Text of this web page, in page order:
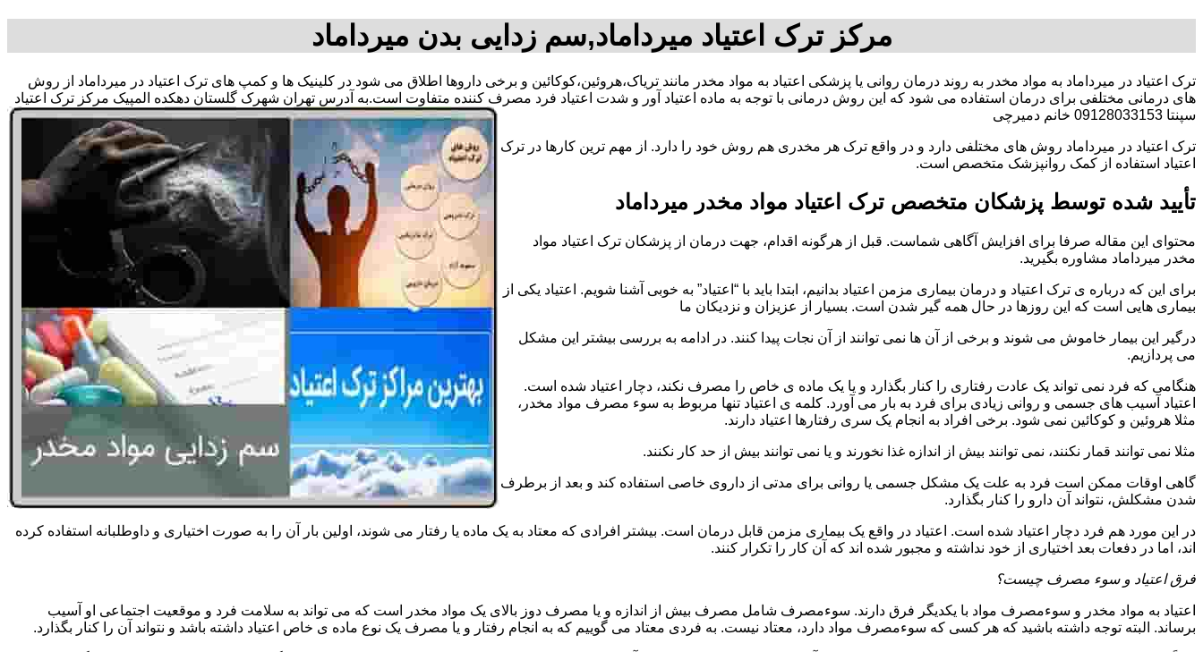
مرکز ترک اعتیاد میرداماد,سم زدایی بدن میرداماد
ترک اعتیاد در میرداماد به مواد مخدر به روند درمان روانی یا پزشکی اعتیاد به مواد مخدر مانند تریاک،هروئین،کوکائین و برخی داروها اطلاق می شود در کلینیک ها و کمپ های ترک اعتیاد در میرداماد از روش
های درمانی مختلفی برای درمان استفاده می شود که این روش درمانی با توجه به ماده اعتیاد آور و شدت اعتیاد فرد مصرف کننده متفاوت است.به آدرس تهران شهرک گلستان دهکده المپیک مرکز ترک اعتیاد
سپنتا 09128033153 خانم دمیرچی
ترک اعتیاد در میرداماد روش های مختلفی دارد و در واقع ترک هر مخدری هم روش خود را دارد. از مهم ترین کارها در ترک
اعتیاد استفاده از کمک روانپزشک متخصص است.
تأیید شده توسط پزشکان متخصص ترک اعتیاد مواد مخدر میرداماد
محتوای این مقاله صرفا برای افزایش آگاهی شماست. قبل از هرگونه اقدام، جهت درمان از پزشکان ترک اعتیاد مواد
مخدر میرداماد مشاوره بگیرید.
برای این که درباره ی ترک اعتیاد و درمان بیماری مزمن اعتیاد بدانیم، ابتدا باید با “اعتیاد” به خوبی آشنا شویم. اعتیاد یکی از
بیماری هایی است که این روزها در حال همه گیر شدن است. بسیار از عزیزان و نزدیکان ما
درگیر این بیمار خاموش می شوند و برخی از آن ها نمی توانند از آن نجات پیدا کنند. در ادامه به بررسی بیشتر این مشکل
می پردازیم.
هنگامی که فرد نمی تواند یک عادت رفتاری را کنار بگذارد و یا یک ماده ی خاص را مصرف نکند، دچار اعتیاد شده است.
اعتیاد آسیب های جسمی و روانی زیادی برای فرد به بار می آورد. کلمه ی اعتیاد تنها مربوط به سوء مصرف مواد مخدر،
مثلا هروئین و کوکائین نمی شود. برخی افراد به انجام یک سری رفتارها اعتیاد دارند.
مثلا نمی توانند قمار نکنند، نمی توانند بیش از اندازه غذا نخورند و یا نمی توانند بیش از حد کار نکنند.
گاهی اوقات ممکن است فرد به علت یک مشکل جسمی یا روانی برای مدتی از داروی خاصی استفاده کند و بعد از برطرف
شدن مشکلش، نتواند آن دارو را کنار بگذارد.
در این مورد هم فرد دچار اعتیاد شده است. اعتیاد در واقع یک بیماری مزمن قابل درمان است. بیشتر افرادی که معتاد به یک ماده یا رفتار می شوند، اولین بار آن را به صورت اختیاری و داوطلبانه استفاده کرده
اند، اما در دفعات بعد اختیاری از خود نداشته و مجبور شده اند که آن کار را تکرار کنند.
فرق اعتیاد و سوء مصرف چیست؟
اعتیاد به مواد مخدر و سوءمصرف مواد با یکدیگر فرق دارند. سوءمصرف شامل مصرف بیش از اندازه و یا مصرف دوز بالای یک مواد مخدر است که می تواند به سلامت فرد و موقعیت اجتماعی او آسیب
برساند. البته توجه داشته باشید که هر کسی که سوءمصرف مواد دارد، معتاد نیست. به فردی معتاد می گوییم که به انجام رفتار و یا مصرف یک نوع ماده ی خاص اعتیاد داشته باشد و نتواند آن را کنار بگذارد.